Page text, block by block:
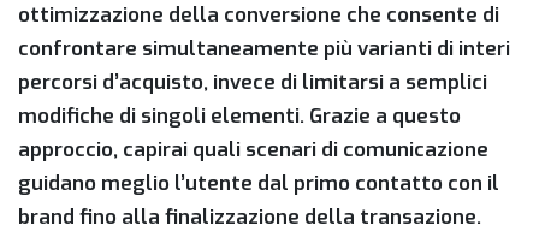
ottimizzazione della conversione che consente di
confrontare simultaneamente più varianti di interi
percorsi d’acquisto, invece di limitarsi a semplici
modifiche di singoli elementi. Grazie a questo
approccio, capirai quali scenari di comunicazione
guidano meglio l’utente dal primo contatto con il
brand fino alla finalizzazione della transazione.